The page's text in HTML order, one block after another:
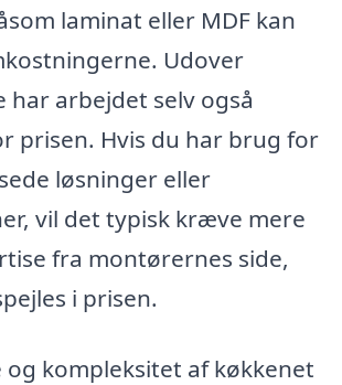
laminat eller MDF kan
Udover
har arbejdet selv også
prisen. Hvis du har brug for
løsninger eller
vil det typisk kræve mere
fra montørernes side,
i prisen.
og kompleksitet af køkkenet